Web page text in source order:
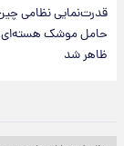
قدرت‌نمایی نظامی
حامل موشک هسته‌ای
ظاهر شد